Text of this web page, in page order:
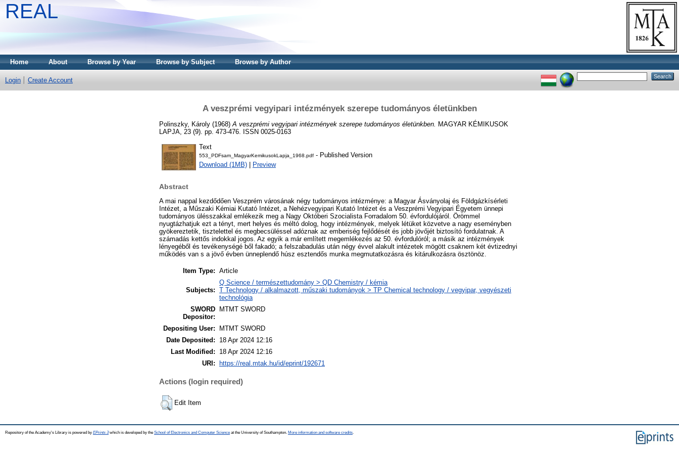
REAL
Home About Browse by Year Browse by Subject Browse by Author
Login Create Account
A veszprémi vegyipari intézmények szerepe tudományos életünkben
Polinszky, Károly (1968) A veszprémi vegyipari intézmények szerepe tudományos életünkben. MAGYAR KÉMIKUSOK
LAPJA, 23 (9). pp. 473-476. ISSN 0025-0163
Text
553_PDFsam_MagyarKemikusokLapja_1968.pdf - Published Version
Download (1MB)
Preview
Abstract
A mai nappal kezdődően Veszprém városának négy tudományos intézménye: a Magyar Ásványolaj és Földgázkísérleti
Intézet, a Műszaki Kémiai Kutató Intézet, a Nehézvegyipari Kutató Intézet és a Veszprémi Vegyipari Égyetem ünnepi
tudományos ülésszakkal emlékezik meg a Nagy Októberi Szocialista Forradalom 50. évfordulójáról. Örömmel
nyugtázhatjuk ezt a tényt, mert helyes és méltó dolog, hogy intézmények, melyek létüket közvetve a nagy eseményben
gyökereztetik, tisztelettel és megbecsüléssel adóznak az emberiség fejlődését és jobb jövőjét biztosító fordulatnak. A
számadás kettős indokkal jogos. Az egyik a már említett megemlékezés az 50. évfordulóról; a másik az intézmények
lényegéből és tevékenységé ből fakadó; a felszabadulás után négy évvel alakult intézetek mögött csaknem két évtizednyi
működés van s a jövő évben ünneplendő húsz esztendős munka megmutatkozásra és kitárulkozásra ösztönöz.
Item Type: Article
Subjects:
Q Science / természettudomány > QD Chemistry / kémia
T Technology / alkalmazott, műszaki tudományok > TP Chemical technology / vegyipar, vegyészeti
technológia
SWORD
Depositor:
MTMT SWORD
Depositing User:
MTMT SWORD
Date Deposited:
18 Apr 2024 12:16
Last Modified:
18 Apr 2024 12:16
URI: https://real.mtak.hu/id/eprint/192671
Actions (login required)
Edit Item
Repository of the Academy's Library is powered by EPrints 3which is developed by the School of Electronics and Computer Science at the University of Southampton. More information and software credits